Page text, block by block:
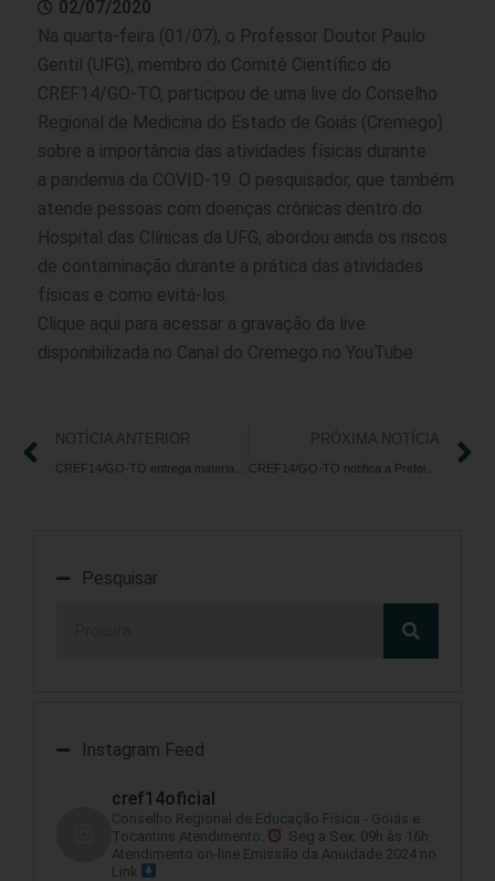
02/07/2020
Na quarta-feira (01/07), o Professor Doutor Paulo
Gentil (UFG), membro do Comitê Científico do
CREF14/GO-TO, participou de uma live do Conselho
Regional de Medicina do Estado de Goiás (Cremego)
sobre a importância das atividades físicas durante
a pandemia da COVID-19. O pesquisador, que também
atende pessoas com doenças crônicas dentro do
Hospital das Clínicas da UFG, abordou ainda os riscos
de contaminação durante a prática das atividades
físicas e como evitá-los.
Clique aqui para acessar a gravação da live
disponibilizada no Canal do Cremego no YouTube
NOTÍCIA ANTERIOR PRÓXIMA NOTÍCIA
CREF14/GO-TO notifica a Prefeitura de Rialma por promover o exercício ilegal da profissão de Educação Física
Pesquisar
Instagram Feed
cref14oficial
Conselho Regional de Educação Física - Goiás e
Tocantins Atendimento:
Seg a Sex: 09h às 16h
Atendimento on-line Emissão da Anuidade 2024 no
Link